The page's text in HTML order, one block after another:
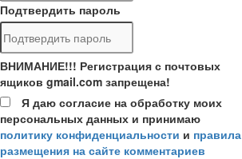
Подтвердить пароль
ВНИМАНИЕ!!! Регистрация с почтовых
ящиков gmail.com запрещена!
Я даю согласие на обработку моих
персональных данных и принимаю
политику конфиденциальности и правила
размещения на сайте комментариев